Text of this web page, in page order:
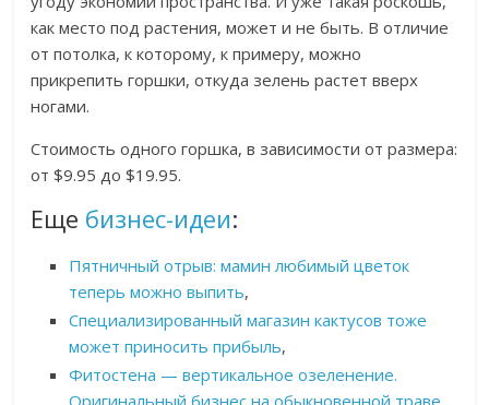
как место под растения, может и не быть. В отличие
от потолка, к которому, к примеру, можно
прикрепить горшки, откуда зелень растет вверх
ногами.
Стоимость одного горшка, в зависимости от размера:
от $9.95 до $19.95.
Еще бизнес-идеи:
Пятничный отрыв: мамин любимый цветок
теперь можно выпить,
Специализированный магазин кактусов тоже
может приносить прибыль,
Фитостена — вертикальное озеленение.